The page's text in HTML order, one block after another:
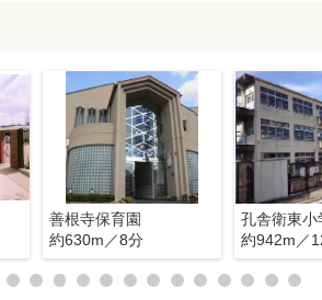
善根寺保育園
約630m／8分
孔舎衛東小
約942m／